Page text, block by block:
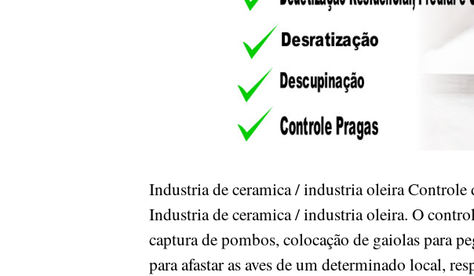
Industria de ceramica / industria oleira Controle
Industria de ceramica / industria oleira. O
captura de pombos, colocação de gaiolas para
para afastar as aves de um determinado local,